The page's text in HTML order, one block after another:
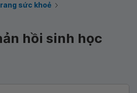
sức khoẻ
hồi sinh học